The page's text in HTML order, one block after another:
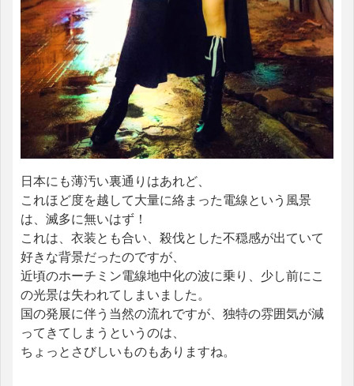
日本にも薄汚い裏通りはあれど、
これほど度を越して大量に絡まった電線という風景
は、滅多に無いはず！
これは、衣装とも合い、殺伐とした不穏感が出ていて
好きな背景だったのですが、
近頃のホーチミン電線地中化の波に乗り、少し前にこ
の光景は失われてしまいました。
国の発展に伴う当然の流れですが、独特の雰囲気が減
ってきてしまうというのは、
ちょっとさびしいものもありますね。